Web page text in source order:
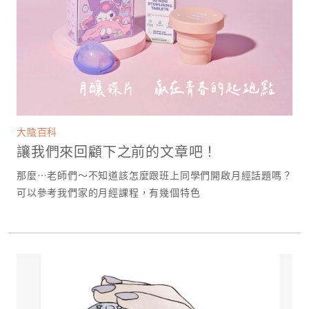
大陰百科
讓我們來回顧下之前的文章吧！
那麼⋯老師們～不知道該怎麼跟班上同學們開啟月經話題嗎？
可以參考我們家的月經課程，有幾個特色